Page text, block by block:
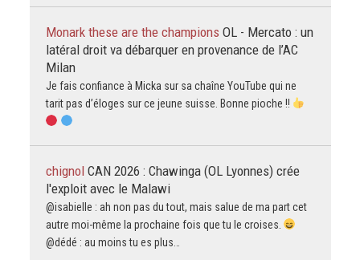
Monark these are the champions OL - Mercato : un
latéral droit va débarquer en provenance de l’AC
Milan
Je fais confiance à Micka sur sa chaîne YouTube qui ne
tarit pas d’éloges sur ce jeune suisse. Bonne pioche !!
chignol CAN 2026 : Chawinga (OL Lyonnes) crée
l'exploit avec le Malawi
@isabielle : ah non pas du tout, mais salue de ma part cet
autre moi-même la prochaine fois que tu le croises.
@dédé : au moins tu es plus…